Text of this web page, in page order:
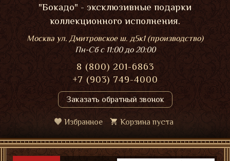
"Бокадо" - эксклюзивные подарки
коллекционного исполнения.
Москва ул. Дмитровское ш. д5к1 (производство)
Пн-Сбс 11:00 до 20:00
8 (800) 201-6863
+7 (903) 749-4000
Заказать обратный звонок
Избранное Корзина пуста